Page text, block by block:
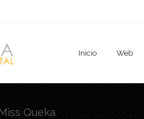
Inicio Web
Queka